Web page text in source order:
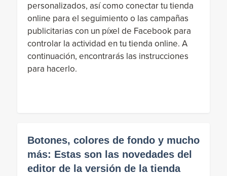
personalizados, así como conectar tu tienda
online para el seguimiento o las campañas
publicitarias con un píxel de Facebook para
controlar la actividad en tu tienda online. A
continuación, encontrarás las instrucciones
para hacerlo.
Botones, colores de fondo y mucho
más: Estas son las novedades del
editor de la versión de la tienda